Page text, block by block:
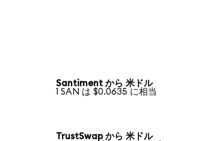
Santiment から 米ドル
1 SAN は $0.0635 に相当
TrustSwap から 米ドル